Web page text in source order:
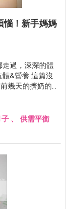
惱！新手媽媽
過，深深的體
這篇沒
幾天的擠奶的
還是希望能幫助到還在餵母乳所苦的奶娘們!! 加油ㄚ~~~~
子 、 供需平衡